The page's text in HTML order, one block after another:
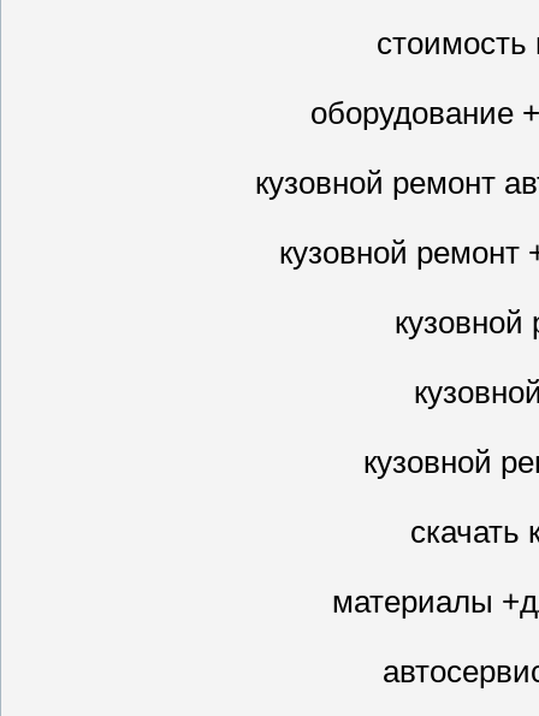
стоимость
оборудование
кузовной ремонт
кузовной ремонт
кузовной
кузовной
скачать
материалы